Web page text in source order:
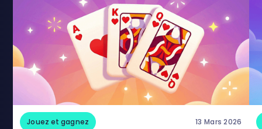
Jouez et gagnez 13 Mars 2026